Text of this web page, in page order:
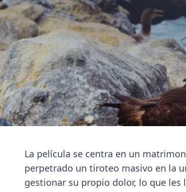
La película se centra en un
perpetrado un tiroteo masivo en la
gestionar su propio dolor, lo que les